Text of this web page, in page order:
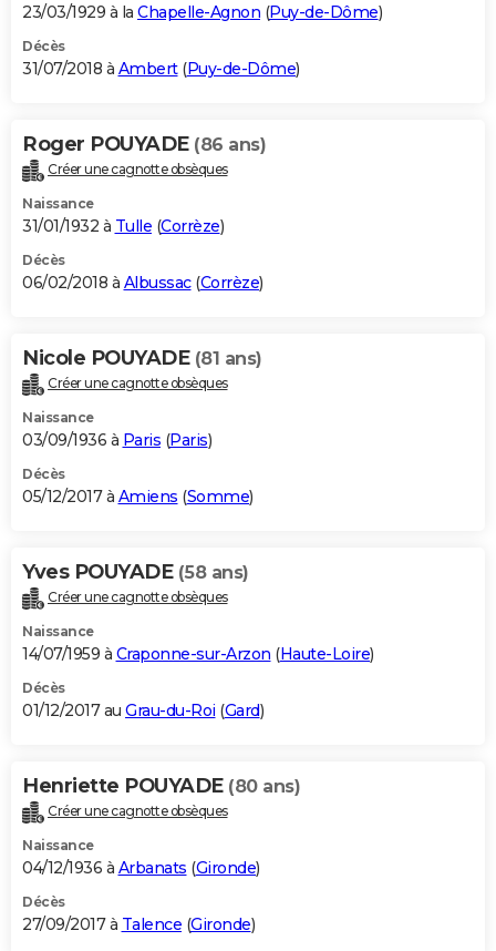
23/03/1929 à la Chapelle-Agnon (Puy-de-Dôme)
Décès
31/07/2018 à Ambert(Puy-de-Dôme)
Roger POUYADE (86 ans)
Créer une cagnotte obsèques
Naissance
31/01/1932 à Tulle (Corrèze)
Décès
06/02/2018 à Albussac(Corrèze)
Nicole POUYADE (81 ans)
Créer une cagnotte obsèques
Naissance
03/09/1936 à Paris (Paris)
Décès
05/12/2017 à Amiens (Somme)
Yves POUYADE (58 ans)
Créer une cagnotte obsèques
Naissance
14/07/1959 à Craponne-sur-Arzon (Haute-Loire)
Décès
01/12/2017 au Grau-du-Roi (Gard)
Henriette POUYADE (80 ans)
Créer une cagnotte obsèques
Naissance
04/12/1936 à Arbanats (Gironde)
Décès
27/09/2017 à Talence (Gironde)